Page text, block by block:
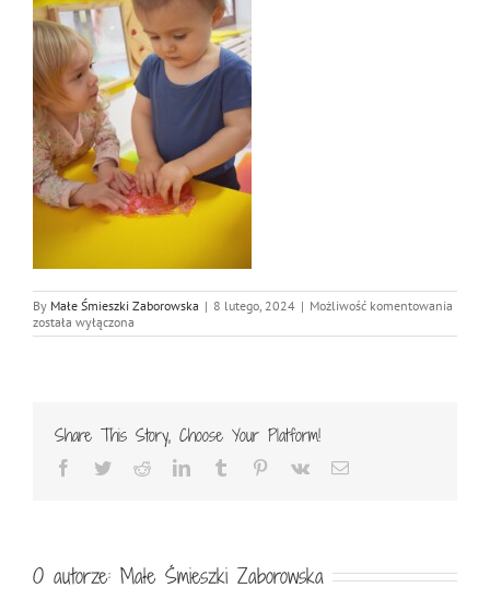
By Małe Śmieszki Zaborowska | 8 lutego, 2024 | Możliwość komentowania
została wyłączona
Share This Story, Choose Your Platform!
Facebook
TwitterRedditLinkedInTumblr Pinterest
Vk Email
O autorze: Małe Śmieszki Zaborowska